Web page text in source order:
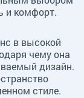
и комфорт.
в высокой
чему она
дизайн.
стиле.